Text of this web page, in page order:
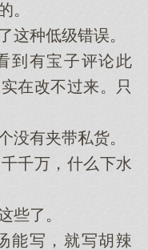
。
种低级错误。
有宝子评论此
在改不过来。只
有夹带私货。
千万，什么下水
了。
写，就写胡辣